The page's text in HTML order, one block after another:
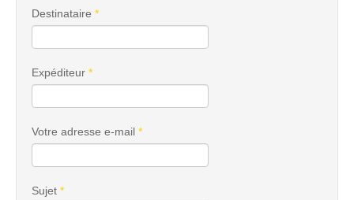
Destinataire *
Expéditeur *
Votre adresse e-mail *
Sujet *